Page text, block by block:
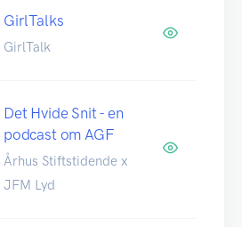
GirlTalks
GirlTalk
Det Hvide Snit - en
podcast om AGF
Århus Stiftstidende x
JFM Lyd